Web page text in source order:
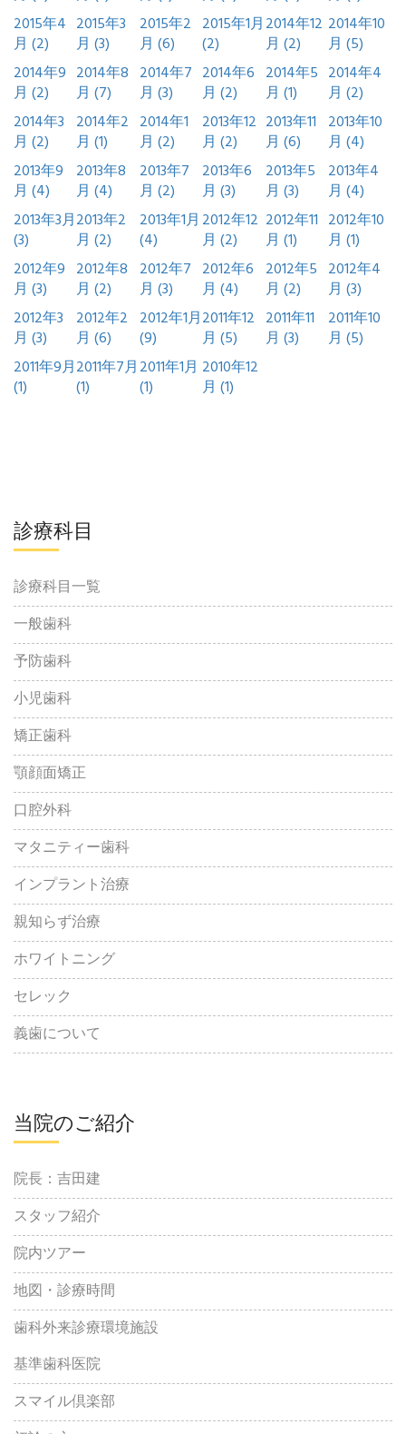
2015年4
月 (2)
2015年3
月 (3)
2015年2
月 (6)
2015年1月
(2)
2014年12
月 (2)
2014年10
月 (5)
2014年9
月 (2)
2014年8
月 (7)
2014年7
月 (3)
2014年6
月 (2)
2014年5
月 (1)
2014年4
月 (2)
2014年3
月 (2)
2014年2
月 (1)
2014年1
月 (2)
2013年12
月 (2)
2013年11
月 (6)
2013年10
月 (4)
2013年9
月 (4)
2013年8
月 (4)
2013年7
月 (2)
2013年6
月 (3)
2013年5
月 (3)
2013年4
月 (4)
2013年3月
(3)
2013年2
月 (2)
2013年1月
(4)
2012年12
月 (2)
2012年11
月 (1)
2012年10
月 (1)
2012年9
月 (3)
2012年8
月 (2)
2012年7
月 (3)
2012年6
月 (4)
2012年5
月 (2)
2012年4
月 (3)
2012年3
月 (3)
2012年2
月 (6)
2012年1月
(9)
2011年12
月 (5)
2011年11
月 (3)
2011年10
月 (5)
2011年9月
(1)
2011年7月
(1)
2011年1月
(1)
2010年12
月 (1)
診療科目
診療科目一覧
一般歯科
予防歯科
小児歯科
矯正歯科
顎顔面矯正
口腔外科
マタニティー歯科
インプラント治療
親知らず治療
ホワイトニング
セレック
義歯について
当院のご紹介
院長：吉田建
スタッフ紹介
院内ツアー
地図・診療時間
歯科外来診療環境施設
基準歯科医院
スマイル倶楽部